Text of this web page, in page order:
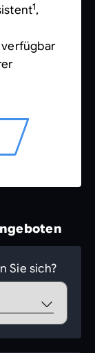
1,
Sie sich?